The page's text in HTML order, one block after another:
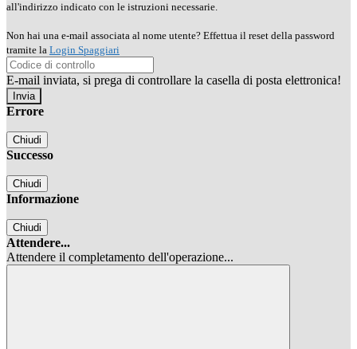
all'indirizzo indicato con le istruzioni necessarie.
Non hai una e-mail associata al nome utente? Effettua il reset della password
tramite la Login Spaggiari
E-mail inviata, si prega di controllare la casella di posta elettronica!
Errore
Chiudi
Successo
Chiudi
Informazione
Chiudi
Attendere...
Attendere il completamento dell'operazione...